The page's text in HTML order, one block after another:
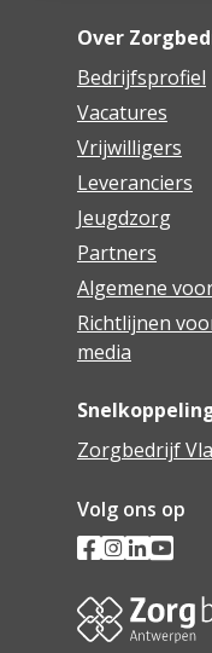
Over
Bedrijfsprofiel
Vacatures
Vrijwilligers
Leveranciers
Jeugdzorg
Partners
Algemene
Richtlijnen
media
Zorgbedrijf
Volg ons op